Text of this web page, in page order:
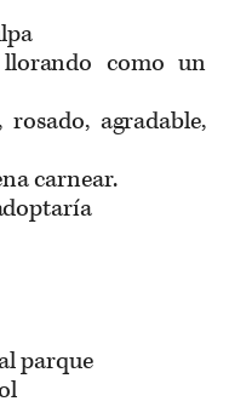
como un
agradable,
carnear.
parque